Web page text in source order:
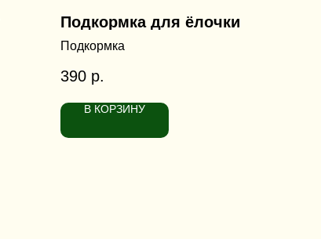
Подкормка для ёлочки
Подкормка
390 р.
В КОРЗИНУ